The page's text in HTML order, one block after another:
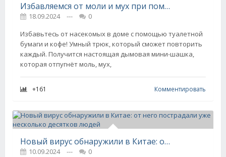
Избавляемся от моли и мух при помощи кофе и туалетной бумаги
18.09.2024 ---
0
Избавьтесь от насекомых в доме с помощью туалетной
бумаги и кофе! Умный трюк, который сможет повторить
каждый. Получится настоящая дымовая мини-шашка,
которая отпугнёт моль, мух,
+161 Комментировать
Новый вирус обнаружили в Китае: от него пострадали уже несколько десятков людей
10.09.2024 ---
0